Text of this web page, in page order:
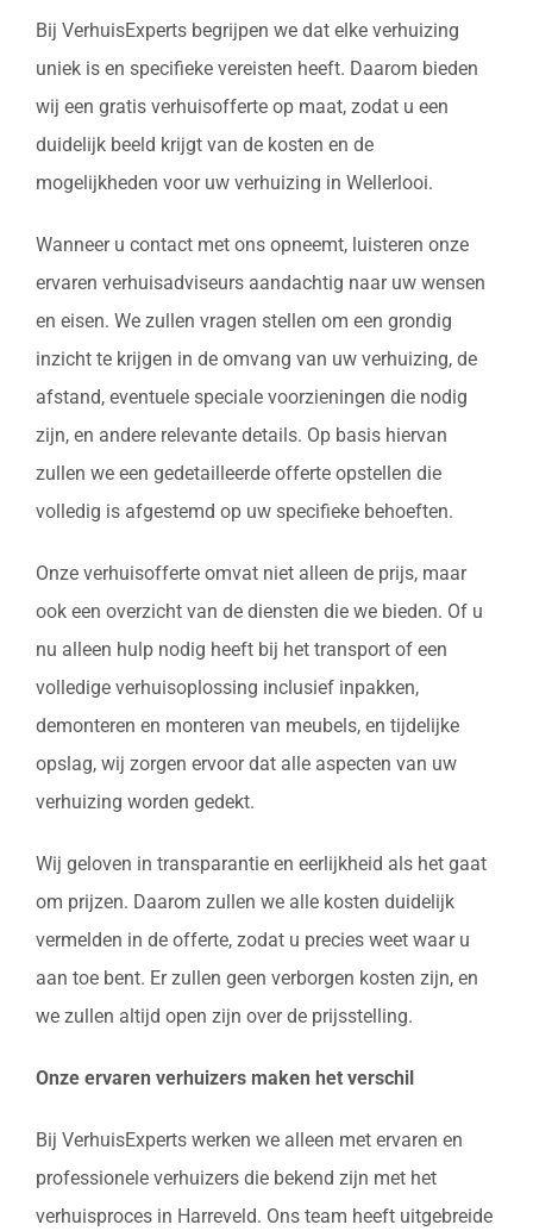
Bij VerhuisExperts begrijpen we dat elke verhuizing
uniek is en specifieke vereisten heeft. Daarom bieden
wij een gratis verhuisofferte op maat, zodat u een
duidelijk beeld krijgt van de kosten en de
mogelijkheden voor uw verhuizing in Wellerlooi.
Wanneer u contact met ons opneemt, luisteren onze
ervaren verhuisadviseurs aandachtig naar uw wensen
en eisen. We zullen vragen stellen om een grondig
inzicht te krijgen in de omvang van uw verhuizing, de
afstand, eventuele speciale voorzieningen die nodig
zijn, en andere relevante details. Op basis hiervan
zullen we een gedetailleerde offerte opstellen die
volledig is afgestemd op uw specifieke behoeften.
Onze verhuisofferte omvat niet alleen de prijs, maar
ook een overzicht van de diensten die we bieden. Of u
nu alleen hulp nodig heeft bij het transport of een
volledige verhuisoplossing inclusief inpakken,
demonteren en monteren van meubels, en tijdelijke
opslag, wij zorgen ervoor dat alle aspecten van uw
verhuizing worden gedekt.
Wij geloven in transparantie en eerlijkheid als het gaat
om prijzen. Daarom zullen we alle kosten duidelijk
vermelden in de offerte, zodat u precies weet waar u
aan toe bent. Er zullen geen verborgen kosten zijn, en
we zullen altijd open zijn over de prijsstelling.
Onze ervaren verhuizers maken het verschil
Bij VerhuisExperts werken we alleen met ervaren en
professionele verhuizers die bekend zijn met het
verhuisproces in Harreveld. Ons team heeft uitgebreide